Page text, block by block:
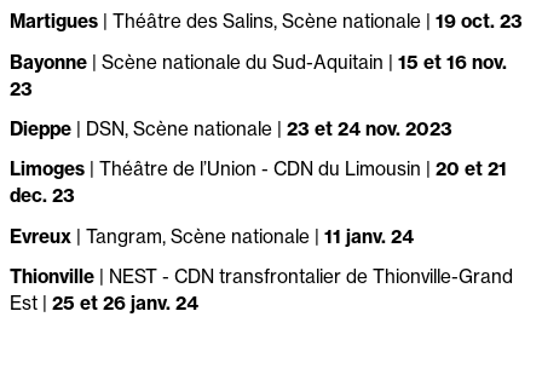
Martigues | Théâtre des Salins, Scène nationale | 19 oct. 23
Bayonne | Scène nationale du Sud-Aquitain | 15 et 16 nov.
23
Dieppe | DSN, Scène nationale | 23 et 24 nov. 2023
Limoges
| Théâtre de l’Union - CDN du Limousin | 20 et 21
dec. 23
Evreux | Tangram, Scène nationale | 11 janv. 24
Thionville | NEST - CDN transfrontalier de Thionville-Grand
Est | 25 et 26 janv. 24